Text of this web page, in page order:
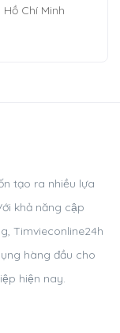
Hồ Chí Minh
tạo ra nhiều lựa
khả năng cập
Timvieconline24h
hàng đầu cho
hiện nay.